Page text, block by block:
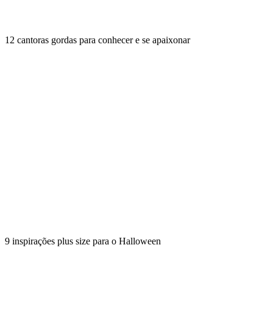
12 cantoras gordas para conhecer e se apaixonar
9 inspirações plus size para o Halloween